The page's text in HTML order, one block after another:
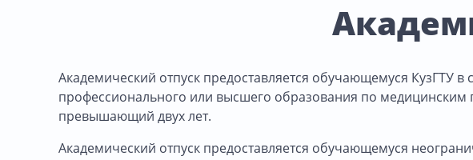
Академический отпуск предоставляется обучающемуся КузГТУ
профессионального или высшего образования по
превышающий двух лет.
Академический отпуск предоставляется обучающемуся